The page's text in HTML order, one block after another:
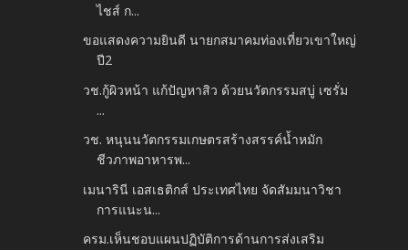
ไชส์ ก...
ขอแสดงความยินดี นายกสมาคมท่องเที่ยวเขาใหญ่
ปี2
วช.กู้ผิวหน้า แก้ปัญหาสิว ด้วยนวัตกรรมสบู่ เซรั่ม
...
วช. หนุนนวัตกรรมเกษตรสร้างสรรค์น้ำหมัก
ชีวภาพอาหารพ...
เมนารินี เอสเธติกส์ ประเทศไทย จัดสัมมนาวิชา
การแนะน...
ครม.เห็นชอบแผนปฏิบัติการด้านการส่งเสริม